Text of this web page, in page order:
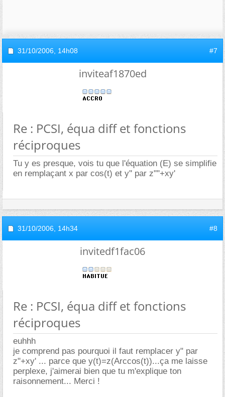
31/10/2006, 14h08 #7
inviteaf1870ed
Re : PCSI, équa diff et fonctions
réciproques
Tu y es presque, vois tu que l'équation (E) se simplifie
en remplaçant x par cos(t) et y'' par z""+xy'
31/10/2006, 14h34 #8
invitedf1fac06
Re : PCSI, équa diff et fonctions
réciproques
euhhh
je comprend pas pourquoi il faut remplacer y" par
z"+xy' ... parce que y(t)=z(Arccos(t))...ça me laisse
perplexe, j'aimerai bien que tu m'explique ton
raisonnement... Merci !